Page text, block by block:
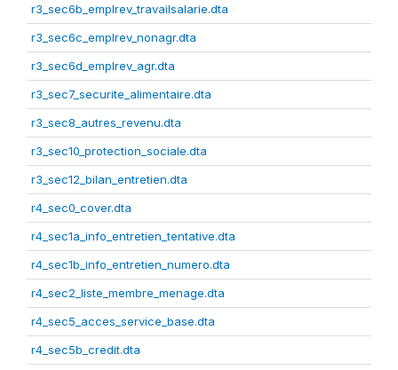
r3_sec6b_emplrev_travailsalarie.dta
r3_sec6c_emplrev_nonagr.dta
r3_sec6d_emplrev_agr.dta
r3_sec7_securite_alimentaire.dta
r3_sec8_autres_revenu.dta
r3_sec10_protection_sociale.dta
r3_sec12_bilan_entretien.dta
r4_sec0_cover.dta
r4_sec1a_info_entretien_tentative.dta
r4_sec1b_info_entretien_numero.dta
r4_sec2_liste_membre_menage.dta
r4_sec5_acces_service_base.dta
r4_sec5b_credit.dta